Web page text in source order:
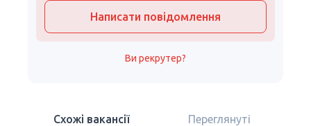
Написати повідомлення
Ви рекрутер?
Схожі вакансії Переглянуті